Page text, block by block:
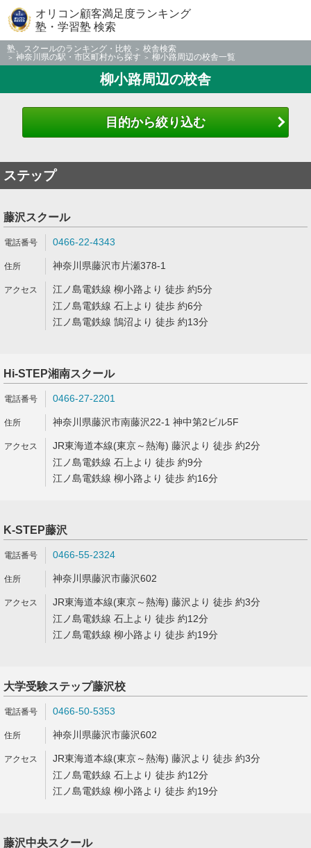
オリコン顧客満足度ランキング
塾・学習塾 検索
塾、スクールのランキング・比較
校舎検索
神奈川県の駅・市区町村から探す
柳小路周辺の校舎一覧
柳小路周辺の校舎
目的から絞り込む
ステップ
藤沢スクール
0466-22-4343
神奈川県藤沢市片瀬378-1
江ノ島電鉄線 柳小路より 徒歩 約5分
江ノ島電鉄線 石上より 徒歩 約6分
江ノ島電鉄線 鵠沼より 徒歩 約13分
Hi-STEP湘南スクール
0466-27-2201
神奈川県藤沢市南藤沢22-1 神中第2ビル5F
JR東海道本線(東京～熱海) 藤沢より 徒歩 約2分
江ノ島電鉄線 石上より 徒歩 約9分
江ノ島電鉄線 柳小路より 徒歩 約16分
K-STEP藤沢
0466-55-2324
神奈川県藤沢市藤沢602
JR東海道本線(東京～熱海) 藤沢より 徒歩 約3分
江ノ島電鉄線 石上より 徒歩 約12分
江ノ島電鉄線 柳小路より 徒歩 約19分
大学受験ステップ藤沢校
0466-50-5353
神奈川県藤沢市藤沢602
JR東海道本線(東京～熱海) 藤沢より 徒歩 約3分
江ノ島電鉄線 石上より 徒歩 約12分
江ノ島電鉄線 柳小路より 徒歩 約19分
藤沢中央スクール